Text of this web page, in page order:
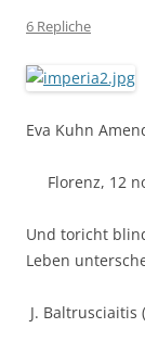
6 Repliche
Eva Kuhn
Florenz, 12
Und toricht
Leben
J.